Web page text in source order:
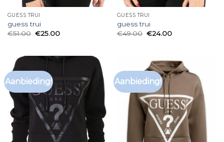
GUESS TRUI
guess trui
€51.00 €25.00
GUESS TRUI
guess trui
€49.00 €24.00
Aanbieding! Aanbieding!